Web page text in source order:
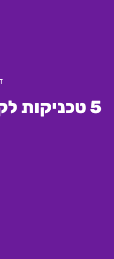
5 טכניקות לקמפיין Shopping מצליח ב-קידום אתרים B2B